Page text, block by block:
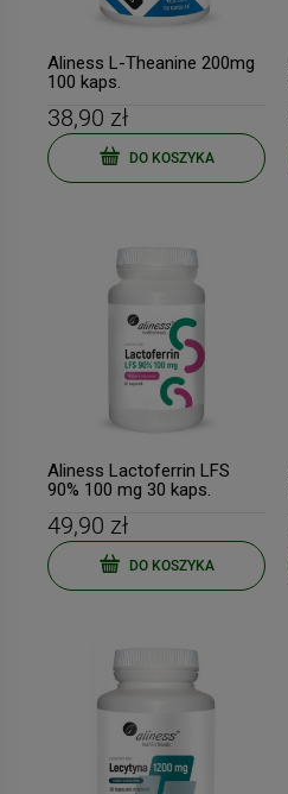
Aliness L-Theanine 200mg
100 kaps.
38,90 zł
DO KOSZYKA
Aliness Lactoferrin LFS
90% 100 mg 30 kaps.
49,90 zł
DO KOSZYKA